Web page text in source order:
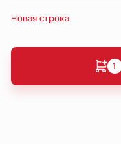
Новая строка
1